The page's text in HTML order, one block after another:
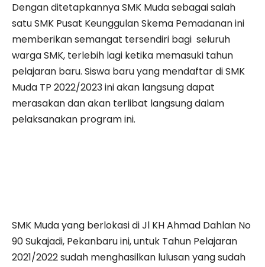
Dengan ditetapkannya SMK Muda sebagai salah
satu SMK Pusat Keunggulan Skema Pemadanan ini
memberikan semangat tersendiri bagi seluruh
warga SMK, terlebih lagi ketika memasuki tahun
pelajaran baru. Siswa baru yang mendaftar di SMK
Muda TP 2022/2023 ini akan langsung dapat
merasakan dan akan terlibat langsung dalam
pelaksanakan program ini.
SMK Muda yang berlokasi di Jl KH Ahmad Dahlan No
90 Sukajadi, Pekanbaru ini, untuk Tahun Pelajaran
2021/2022 sudah menghasilkan lulusan yang sudah